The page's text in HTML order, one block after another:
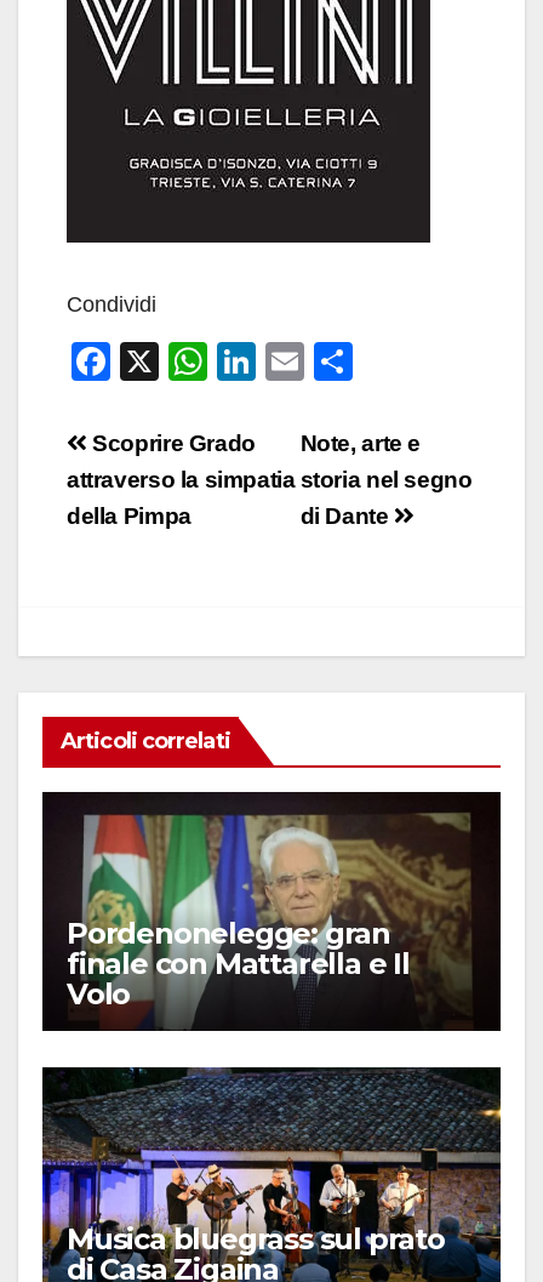
Condividi
F
c
e
b
X
W
at
s
Li
e
E
ail n
di
vi
Navigazione
articoli
Note, arte e
storia nel segno
di Dante
Scoprire Grado
attraverso la simpatia
della Pimpa
Articoli correlati
Pordenonelegge: gran
finale con Mattarella e Il
Volo
Musica bluegrass sul prato
di Casa Zigaina